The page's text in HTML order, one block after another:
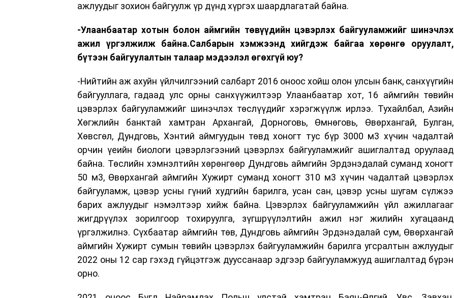
ажлуудыг зохион байгуулж үр дүнд хүргэх шаардлагатай байна.
-Улаанбаатар хотын болон аймгийн төвүүдийн цэвэрлэх байгууламжийг шинэчлэх
ажил үргэлжилж байна.Салбарын хэмжээнд хийгдэж байгаа хөрөнгө оруулалт,
бүтээн байгуулалтын талаар мэдээлэл өгөхгүй юу?
-Нийтийн аж ахуйн үйлчилгээний салбарт 2016 оноос хойш олон улсын банк, санхүүгийн
байгууллага, гадаад улс орны санхүүжилтээр Улаанбаатар хот, 16 аймгийн төвийн
цэвэрлэх байгууламжийг шинэчлэх төслүүдийг хэрэгжүүлж ирлээ. Тухайлбал, Азийн
Хөгжлийн банктай хамтран Архангай, Дорноговь, Өмнөговь, Өвөрхангай, Булган,
Хөвсгөл, Дундговь, Хэнтий аймгуудын төвд хоногт тус бүр 3000 м3 хүчин чадалтай
орчин үеийн биологи цэвэрлэгээний цэвэрлэх байгууламжийг ашиглалтад оруулаад
байна. Төслийн хэмнэлтийн хөрөнгөөр Дундговь аймгийн Эрдэнэдалай суманд хоногт
50 м3, Өвөрхангай аймгийн Хужирт суманд хоногт 310 м3 хүчин чадалтай цэвэрлэх
байгууламж, цэвэр усны гүний худгийн барилга, усан сан, цэвэр усны шугам сүлжээ
барих ажлуудыг нэмэлтээр хийж байна. Цэвэрлэх байгууламжийн үйл ажиллагааг
жигдрүүлэх зорилгоор тохируулга, зүгшрүүлэлтийн ажил нэг жилийн хугацаанд
үргэлжилнэ. Сүхбаатар аймгийн төв, Дундговь аймгийн Эрдэнэдалай сум, Өвөрхангай
аймгийн Хужирт сумын төвийн цэвэрлэх байгууламжийн барилга угсралтын ажлуудыг
2022 оны 12 сар гэхэд гүйцэтгэж дууссанаар эдгээр байгууламжууд ашиглалтад бүрэн
орно.